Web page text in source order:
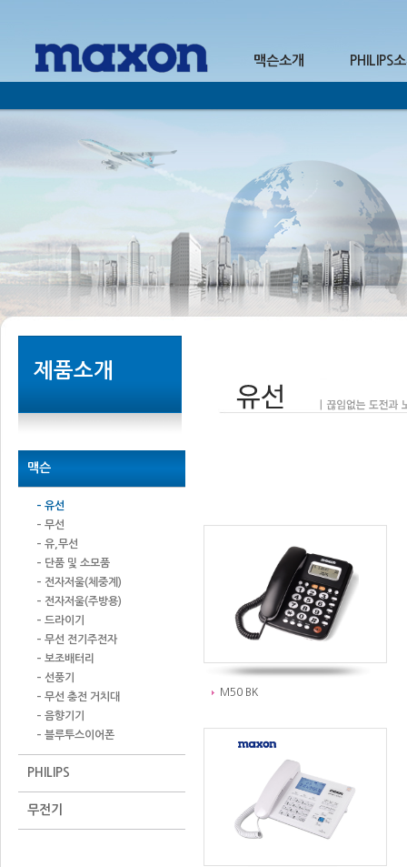
1
맥슨소개 PHILIPS
맥슨
– 유선
– 무선
– 유,무선
– 단품 및 소모품
– 전자저울(체중계)
– 전자저울(주방용)
– 드라이기
– 무선 전기주전자
– 보조배터리
– 선풍기
– 무선 충전 거치대
– 음향기기
– 블루투스이어폰
PHILIPS
무전기
제품소개
M50 BK